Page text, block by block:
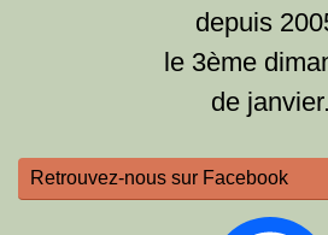
depuis
le 3ème
de janvier.
Retrouvez-nous sur Facebook